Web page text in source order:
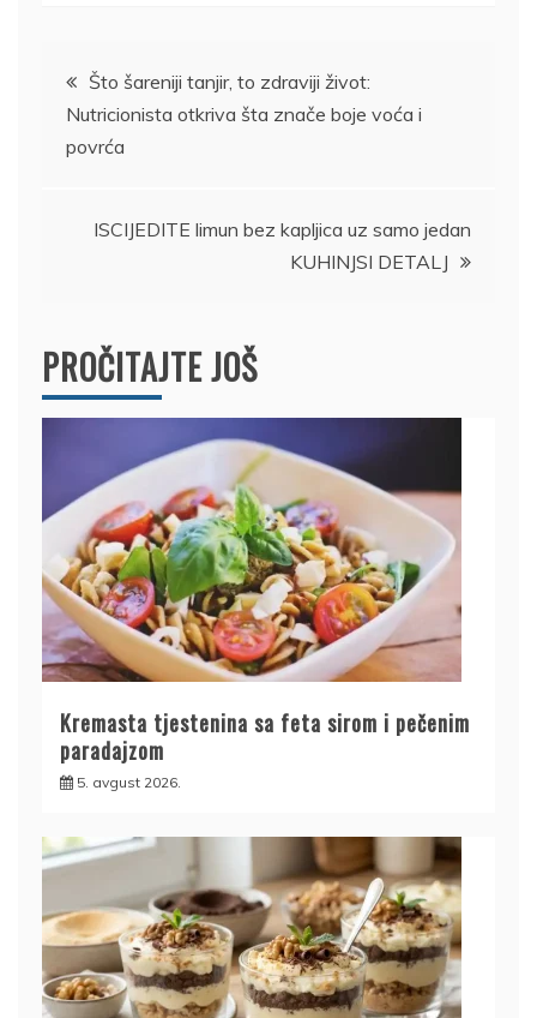
Kretanje
članka
Što šareniji tanjir, to zdraviji život:
Nutricionista otkriva šta znače boje voća i
povrća
ISCIJEDITE limun bez kapljica uz samo jedan
KUHINJSI DETALJ
PROČITAJTE JOŠ
Kremasta tjestenina sa feta sirom i pečenim
paradajzom
5. avgust 2026.